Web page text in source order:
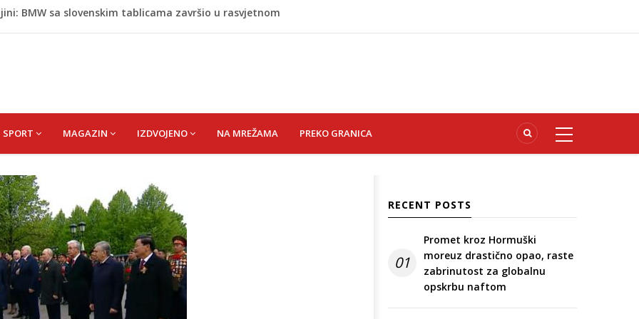
sutra i tokom vikenda
Unsko-sanskom kantonu
BMW sa slovenskim tablicama završio u rasvjetnom
SPORT MAGAZIN IZDVOJENO NA MREŽAMA PREKO GRANICA
RECENT POSTS
01
Promet kroz Hormuški
moreuz drastično opao, raste
zabrinutost za globalnu
opskrbu naftom